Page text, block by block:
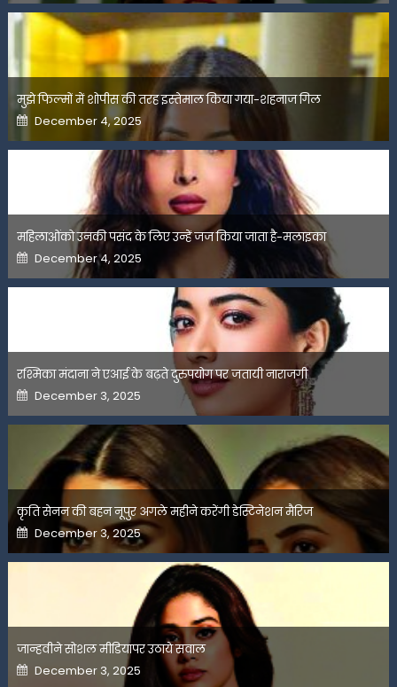
मुझे फिल्मों में शोपीस की तरह इस्तेमाल किया गया-शहनाज गिल
Posted
on
December 4, 2025
महिलाओंको उनकी पसंद के लिए उन्हें जज किया जाता है-मलाइका
Posted
on
December 4, 2025
रश्मिका मंदाना ने एआई के बढ़ते दुरुपयोग पर जतायी नाराजगी
Posted
on
December 3, 2025
कृति सेनन की बहन नूपुर अगले महीने करेंगी डेस्टिनेशन मैरिज
Posted
on
December 3, 2025
जान्हवीने सोशल मीडियापर उठाये सवाल
Posted
on
December 3, 2025